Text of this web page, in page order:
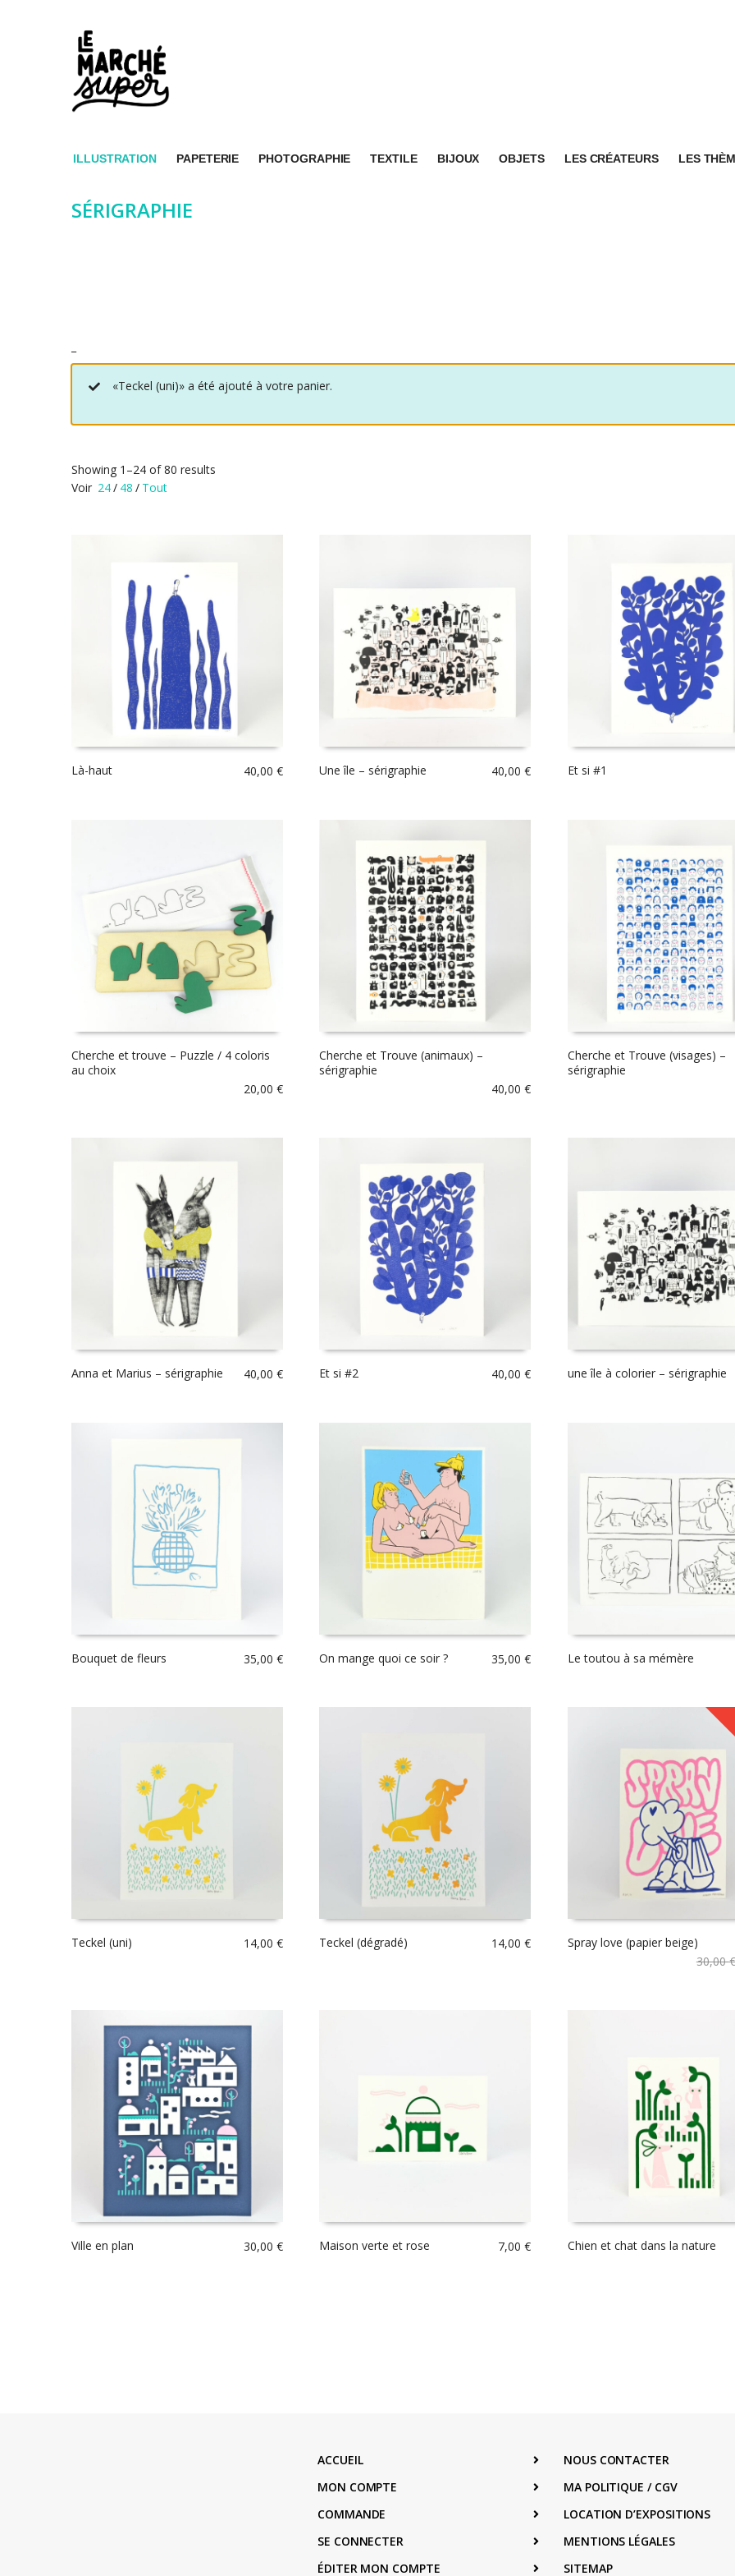
ILLUSTRATION PAPETERIE PHOTOGRAPHIE TEXTILE BIJOUX OBJETS LES CRÉATEURS LES
SÉRIGRAPHIE
«Teckel (uni)» a été ajouté à votre panier.
Showing 1–24 of 80 results
Voir 24/ 48 / Tout
Là-haut 40,00 € Une île – sérigraphie 40,00€ Et si #1
Cherche et trouve – Puzzle / 4 coloris
au choix
20,00 €
Cherche et Trouve (animaux) –
sérigraphie
40,00€
Cherche et Trouve (visages) –
sérigraphie
Anna et Marius – sérigraphie 40,00 € Et si #2 40,00€ une île à colorier – sérigraphie
Bouquet de fleurs 35,00 € On mange quoi ce soir ? 35,00€ Le toutou à sa mémère
Teckel (uni) 14,00 € Teckel (dégradé) 14,00€
Spray love (papier beige)
30,00€
Ville en plan 30,00 € Maison verte et rose 7,00€ Chien et chat dans la nature
ACCUEIL
MON COMPTE
COMMANDE
SE CONNECTER
ÉDITER MON COMPTE
NOUS CONTACTER
MA POLITIQUE / CGV
LOCATION D’EXPOSITIONS
MENTIONS LÉGALES
SITEMAP